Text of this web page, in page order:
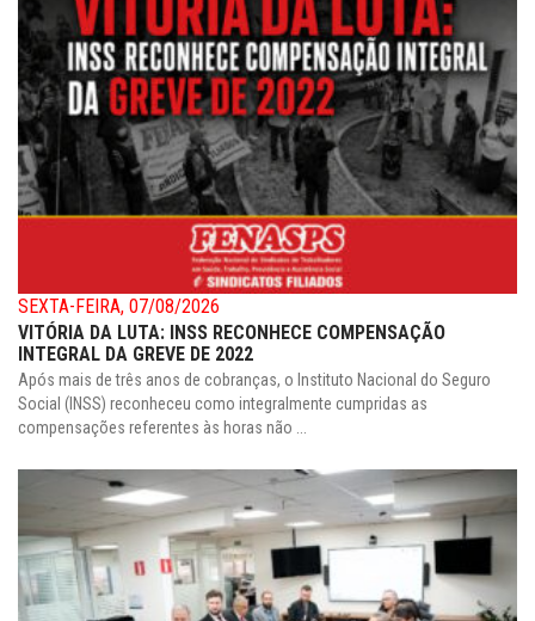
SEXTA-FEIRA, 07/08/2026
VITÓRIA DA LUTA: INSS RECONHECE COMPENSAÇÃO
INTEGRAL DA GREVE DE 2022
Após mais de três anos de cobranças, o Instituto Nacional do Seguro
Social (INSS) reconheceu como integralmente cumpridas as
compensações referentes às horas não ...